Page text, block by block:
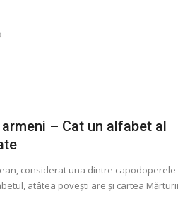
– Cat un alfabet al
considerat una dintre capodoperele
atâtea povești are și cartea Mărturii